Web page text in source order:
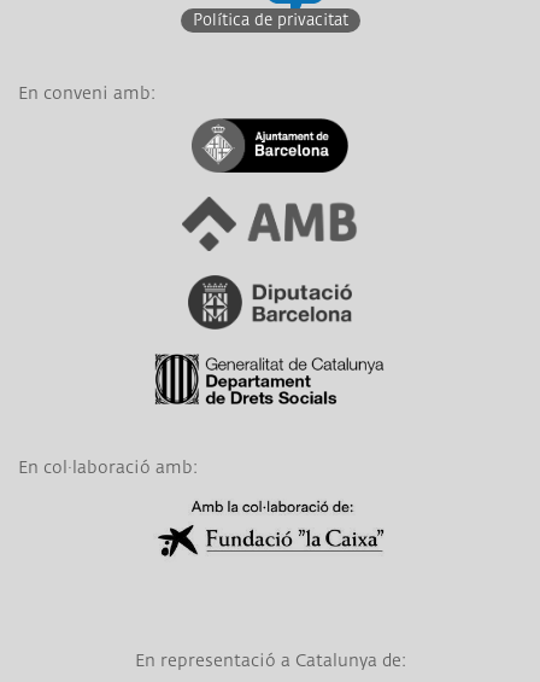
Política de privacitat
En conveni amb:
Link a Ajuntament de Barcelona
Link a Àrea Metropolitana de Barcelona
Link a Diputació de Barcelona
Link a Generalitat de Catalunya
En col·laboració amb:
En representació a Catalunya de:
Link a EAPN